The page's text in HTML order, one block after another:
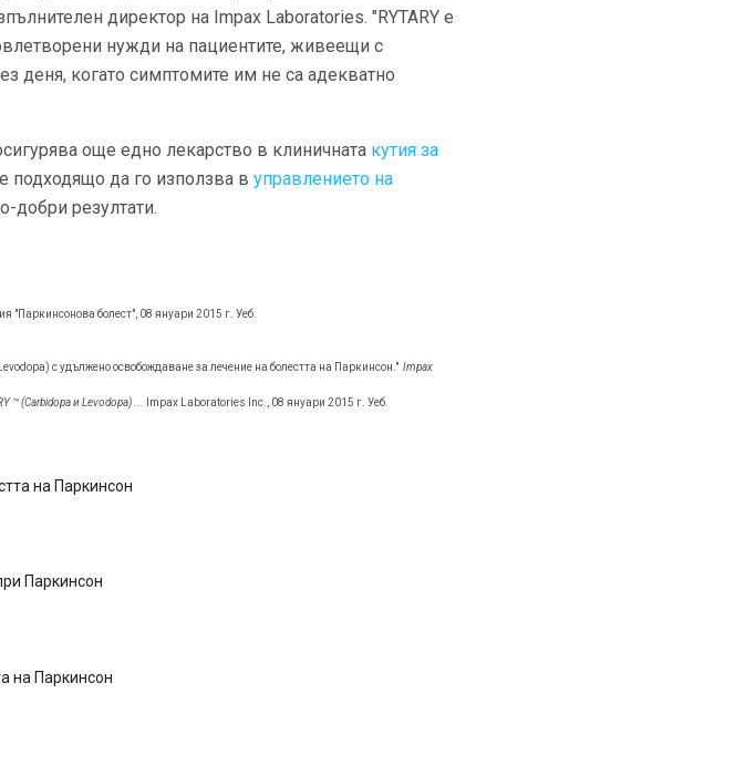
директор на Impax Laboratories. "RYTARY е
нужди на пациентите, живеещи с
деня, когато симптомите им не са адекватно
още едно лекарство в клиничната кутия за
да го използва в управлението на
добри резултати.
"Паркинсонова болест", 08 януари 2015 г. Уеб.
с удължено освобождаване за лечение на болестта на Паркинсон." Impax
™ (Carbidopa и Levodopa) ... Impax Laboratories Inc., 08 януари 2015 г. Уеб.
на Паркинсон
Паркинсон
на Паркинсон